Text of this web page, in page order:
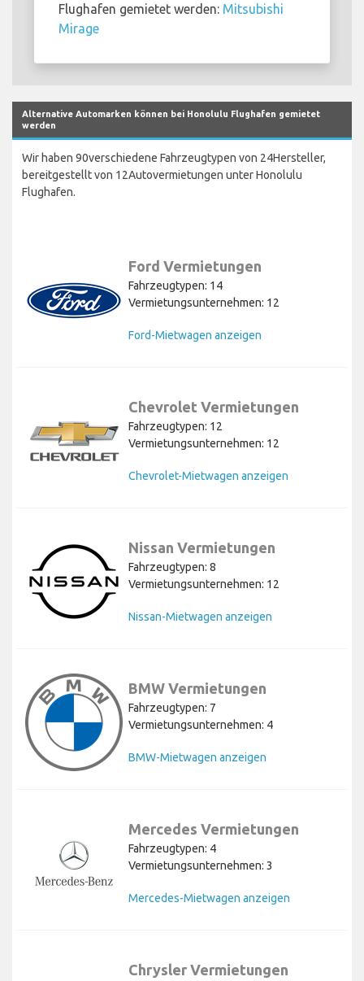
Flughafen gemietet werden: Mitsubishi
Mirage
Alternative Automarken können bei Honolulu Flughafen gemietet
werden
Wir haben 90verschiedene Fahrzeugtypen von 24Hersteller,
bereitgestellt von 12Autovermietungen unter Honolulu
Flughafen.
Ford Vermietungen
Fahrzeugtypen: 14
Vermietungsunternehmen: 12
Ford-Mietwagen anzeigen
Chevrolet Vermietungen
Fahrzeugtypen: 12
Vermietungsunternehmen: 12
Chevrolet-Mietwagen anzeigen
Nissan Vermietungen
Fahrzeugtypen: 8
Vermietungsunternehmen: 12
Nissan-Mietwagen anzeigen
BMW Vermietungen
Fahrzeugtypen: 7
Vermietungsunternehmen: 4
BMW-Mietwagen anzeigen
Mercedes Vermietungen
Fahrzeugtypen: 4
Vermietungsunternehmen: 3
Mercedes-Mietwagen anzeigen
Chrysler Vermietungen